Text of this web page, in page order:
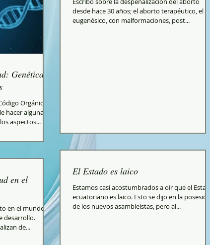
Genética,
Orgánico
hacer algunas
aspectos...
desde hace 30 años; el aborto terapéutico, el
eugenésico, con malformaciones, post...
en el
en el mundo, el
desarrollo.
de...
El Estado es laico
Estamos casi acostumbrados a oír que el Estado
ecuatoriano es laico. Esto se dijo en la posesión
de los nuevos asambleístas, pero al...